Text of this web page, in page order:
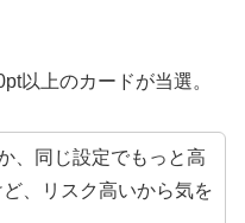
以上のカードが当選。
、同じ設定でもっと高
、リスク高いから気を